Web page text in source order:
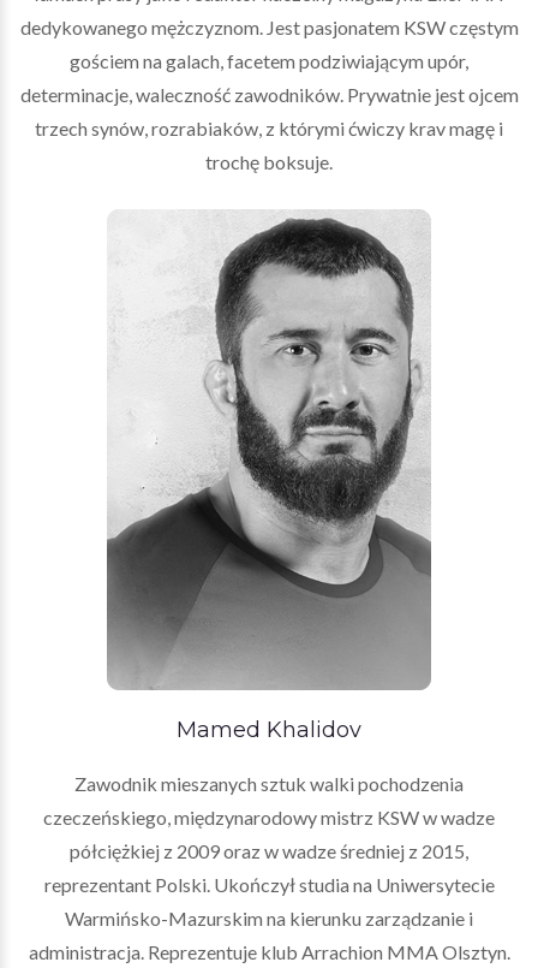
dedykowanego mężczyznom. Jest pasjonatem KSW częstym
gościem na galach, facetem podziwiającym upór,
determinacje, waleczność zawodników. Prywatnie jest ojcem
trzech synów, rozrabiaków, z którymi ćwiczy krav magę i
trochę boksuje.
Mamed Khalidov
Zawodnik mieszanych sztuk walki pochodzenia
czeczeńskiego, międzynarodowy mistrz KSW w wadze
półciężkiej z 2009 oraz w wadze średniej z 2015,
reprezentant Polski. Ukończył studia na Uniwersytecie
Warmińsko-Mazurskim na kierunku zarządzanie i
administracja. Reprezentuje klub Arrachion MMA Olsztyn.